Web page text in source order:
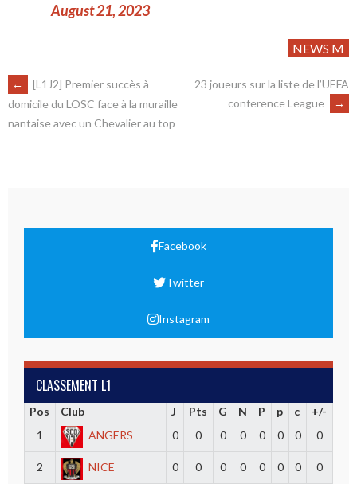
August 21, 2023
NEWS M
←
[L1J2] Premier succès à
domicile du LOSC face à la muraille
nantaise avec un Chevalier au top
23 joueurs sur la liste de l’UEFA
conference League
→
Facebook
Twitter
Instagram
CLASSEMENT L1
Pos Club J Pts G N P p c
+/-
1
ANGERS 0 0 0 0 0 0 0 0
2 NICE 0 0 0 0 0 0 0 0